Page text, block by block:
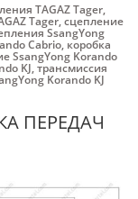
ТАGАZ Tager,
Tager,сцепление
SsangYong
Cabrio, коробка
SsangYong Korando
KJ,трансмиссия
Korando KJ
ПЕРЕДАЧ